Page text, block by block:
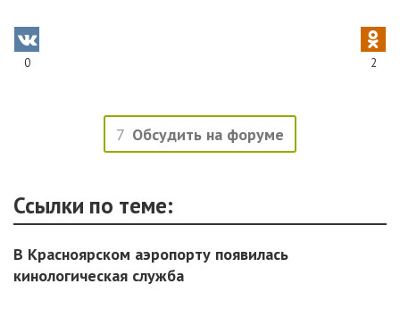
0 2
7 Обсудить на форуме
Ссылки по теме:
В Красноярском аэропорту появилась
кинологическая служба